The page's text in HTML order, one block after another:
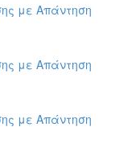
με Απάντηση
με Απάντηση
με Απάντηση